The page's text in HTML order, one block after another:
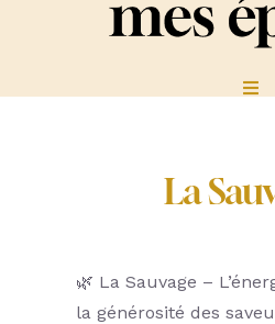
Notre constat
La
🌿 La Sauvage –
la générosité des